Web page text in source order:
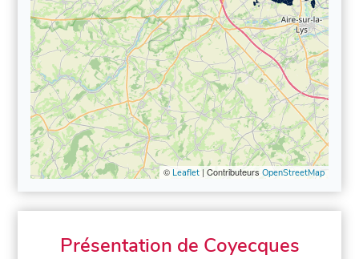
© Leaflet| Contributeurs OpenStreetMap
Présentation de Coyecques